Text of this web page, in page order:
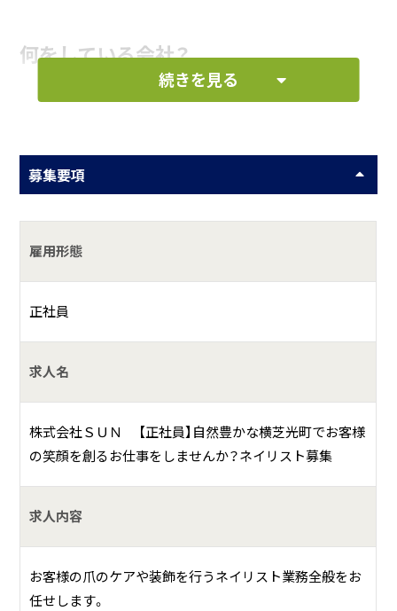
何をしている会社？
株式会社SUNはSalon Florenceを運営している企業です。
サロンです♪お客様お一人お一人のお悩みに合わせて施術
を行います。
全ての施術で心がけている事はお客様の『理想』を確実に叶
えられるように向き合っております。キレイになって笑顔が
具体的には？
「お客様に癒しと美を提供する」という仕事は、単に外見を飾
し、自信を取り戻していく姿を見ることは、何ものにも代え
がたい喜びです。お客様の笑顔は、私たちにとって最高のや
りがいです。
続きを見る
募集要項
雇用形態
正社員
求人名
株式会社ＳＵＮ 【正社員】自然豊かな横芝光町でお客様
の笑顔を創るお仕事をしませんか？ネイリスト募集
求人内容
お客様の爪のケアや装飾を行うネイリスト業務全般をお
任せします。